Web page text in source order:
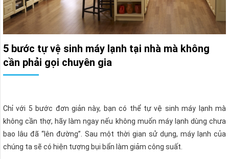
5 bước tự vệ sinh máy lạnh tại nhà mà không
cần phải gọi chuyên gia
Chỉ với 5 bước đơn giản này, bạn có thể tự vệ sinh máy lạnh mà
không cần thợ, hãy làm ngay nếu không muốn máy lạnh dùng chưa
bao lâu đã “lên đường”. Sau một thời gian sử dụng, máy lạnh của
chúng ta sẽ có hiện tượng bụi bẩn làm giảm công suất.